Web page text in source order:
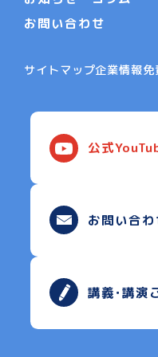
お問い合わせ
サイトマップ企業情報免
公式
お問い合
講義･講演